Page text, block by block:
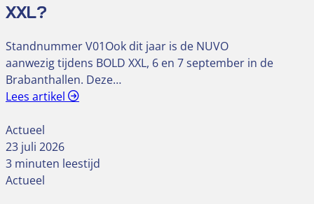
XXL?
Standnummer V01Ook dit jaar is de NUVO
aanwezig tijdens BOLD XXL, 6 en 7 september in de
Brabanthallen. Deze…
Lees artikel
Actueel
23 juli 2026
3 minuten leestijd
Actueel